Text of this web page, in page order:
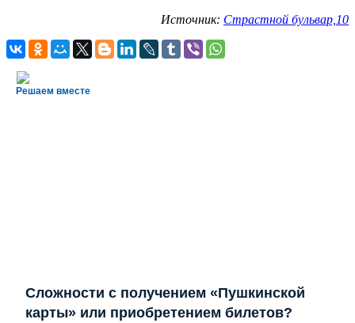
Источник: Страстной бульвар,10
Решаем вместе
Сложности с получением «Пушкинской
карты» или приобретением билетов?